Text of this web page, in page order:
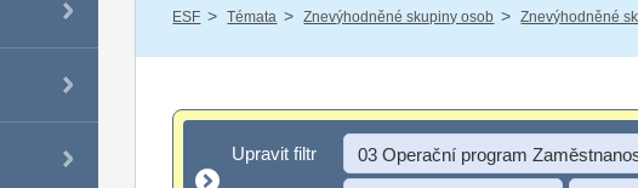
ESF / Témata / Znevýhodněné skupiny osob / Znevýhodněné
Upravit filtr
Upravit filtr 03 Operační program